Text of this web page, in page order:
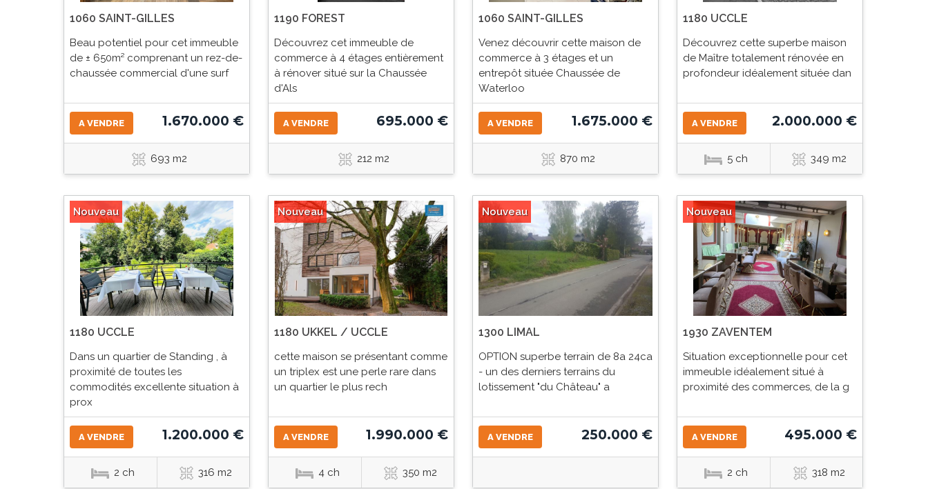
1060 SAINT-GILLES
Beau potentiel pour cet immeuble
de ± 650m² comprenant un rez-de-
chaussée commercial d'une surf
A VENDRE 1.670.000 €
693 m2
1190 FOREST
Découvrez cet immeuble de
commerce à 4 étages entièrement
à rénover situé sur la Chaussée
d'Als
A VENDRE 695.000 €
212 m2
1060 SAINT-GILLES
Venez découvrir cette maison de
commerce à 3 étages et un
entrepôt située Chaussée de
Waterloo
A VENDRE 1.675.000 €
870 m2
1180 UCCLE
Découvrez cette superbe maison
de Maître totalement rénovée en
profondeur idéalement située dan
A VENDRE 2.000.000 €
5 ch 349 m2
Nouveau
1180 UCCLE
Dans un quartier de Standing , à
proximité de toutes les
commodités excellente situation à
prox
A VENDRE 1.200.000 €
2 ch 316 m2
Nouveau
1180 UKKEL / UCCLE
cette maison se présentant comme
un triplex est une perle rare dans
un quartier le plus rech
A VENDRE 1.990.000 €
4 ch 350 m2
Nouveau
1300 LIMAL
OPTION superbe terrain de 8a 24ca
- un des derniers terrains du
lotissement "du Château" a
A VENDRE 250.000 €
Nouveau
1930 ZAVENTEM
Situation exceptionnelle pour cet
immeuble idéalement situé à
proximité des commerces, de la g
A VENDRE 495.000 €
2 ch 318 m2